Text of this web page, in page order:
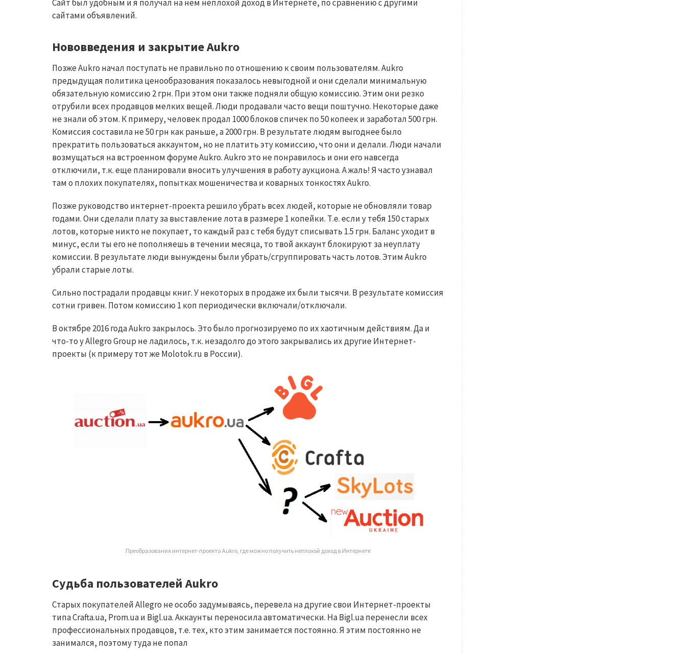
Сайт был удобным и я получал на нем неплохой доход в Интернете, по сравнению с другими
сайтами объявлений.
Нововведения и закрытие Aukro
ПозжеAukro начал поступать не правильно по отношению к своим пользователям. Aukro
предыдущая политика ценообразования показалось невыгодной и они сделали минимальную
обязательную комиссию 2 грн. При этом они также подняли общую комиссию. Этим они резко
отрубили всех продавцов мелких вещей. Люди продавали часто вещи поштучно. Некоторые даже
не знали об этом. К примеру, человек продал 1000 блоков спичек по 50 копеек и заработал 500 грн.
Комиссия составила не 50 грн как раньше, а 2000 грн. В результате людям выгоднее было
прекратить пользоваться аккаунтом, но не платить эту комиссию, что они и делали. Люди начали
возмущаться на встроенном форумеAukro.Aukroэто не понравилось и они его навсегда
отключили, т.к. еще планировали вносить улучшения в работу аукциона. А жаль! Я часто узнавал
там о плохих покупателях, попытках мошеничества и коварных тонкостяхAukro.
Позже руководство интернет-проекта решило убрать всех людей, которые не обновляли товар
годами. Они сделали плату за выставление лота в размере 1 копейки. Т.е. если у тебя 150 старых
лотов, которые никто не покупает, то каждый раз с тебя будут списывать 1.5 грн. Баланс уходит в
минус, если ты его не пополняешь в течении месяца, то твой аккаунт блокируют за неуплату
комиссии. В результате люди вынуждены были убрать/сгруппировать часть лотов. ЭтимAukro
убрали старые лоты.
Сильно пострадали продавцы книг. У некоторых в продаже их были тысячи. В результате комиссия
сотни гривен. Потом комиссию 1 коп периодически включали/отключали.
В октябре 2016 годаAukro закрылось. Это было прогнозируемо по их хаотичным действиям. Да и
что-то уAllegroGroup не ладилось, т.к. незадолго до этого закрывались их другие Интернет-
проекты (к примеру тот жеMolotok.ru в России).
Преобразования интернет-проекта Aukro, где можно получить неплохой доход в Интернете
Судьба пользователей Aukro
Старых покупателейAllegro не особо задумываясь, перевела на другие свои Интернет-проекты
типаCrafta.ua, Prom.uaи Bigl.ua. Аккаунты переносила автоматически. НаBigl.uaперенесли всех
профессиональных продавцов, т.е. тех, кто этим занимается постоянно. Я этим постоянно не
занимался, поэтому туда не попал